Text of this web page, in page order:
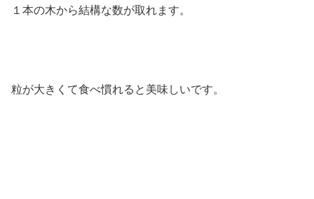
１本の木から結構な数が取れます。
粒が大きくて食べ慣れると美味しいです。